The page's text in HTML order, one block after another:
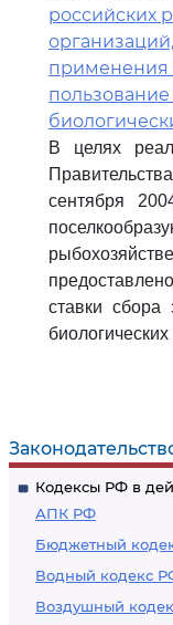
Кодексы РФ в
АПК РФ
Бюджетный
Водный кодекс
Воздушный
российских
применения
В целях
сентября
ставки сбора